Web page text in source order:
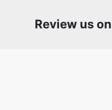
snappy tools every now
Review us on